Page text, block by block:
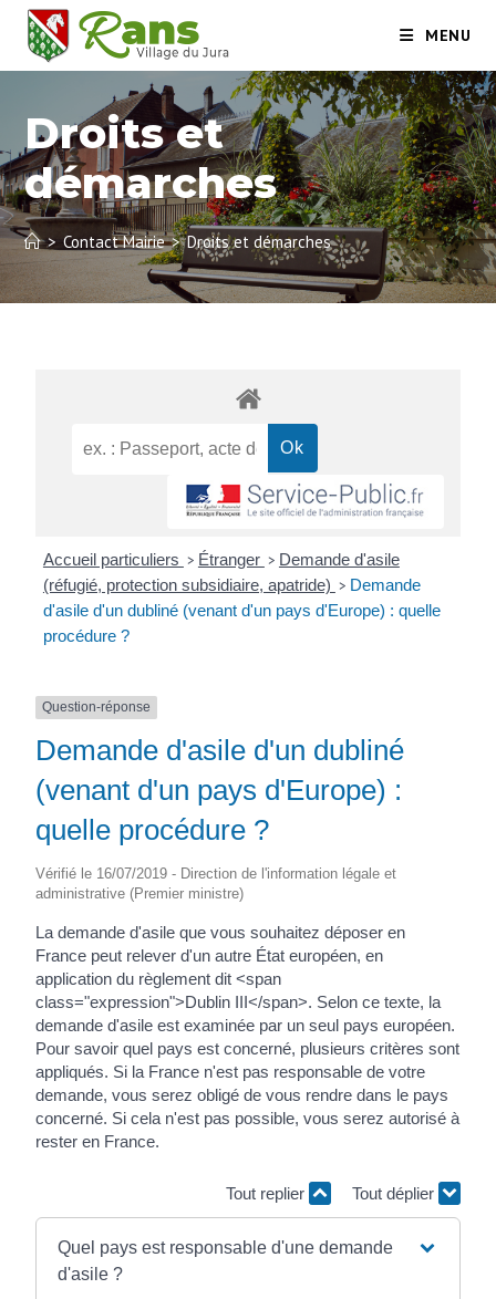
MENU
Droits et
démarches
> Contact Mairie > Droits et démarches
Accueil particuliers > Étranger > Demande d'asile
(réfugié, protection subsidiaire, apatride) > Demande
d'asile d'un dubliné (venant d'un pays d'Europe) : quelle
procédure ?
Question-réponse
Demande d'asile d'un dubliné
(venant d'un pays d'Europe) :
quelle procédure ?
Vérifié le 16/07/2019 - Direction de l'information légale et
administrative (Premier ministre)
La demande d'asile que vous souhaitez déposer en
France peut relever d'un autre État européen, en
application du règlement dit <span
class="expression">Dublin III</span>. Selon ce texte, la
demande d'asile est examinée par un seul pays européen.
Pour savoir quel pays est concerné, plusieurs critères sont
appliqués. Si la France n'est pas responsable de votre
demande, vous serez obligé de vous rendre dans le pays
concerné. Si cela n'est pas possible, vous serez autorisé à
rester en France.
Tout replier Tout déplier
Quel pays est responsable d'une demande
d'asile ?